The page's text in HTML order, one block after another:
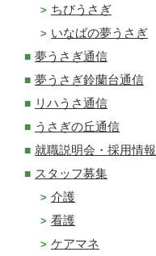
ちびうさぎ
いなばの夢うさぎ
夢うさぎ通信
夢うさぎ鈴蘭台通信
リハうさ通信
うさぎの丘通信
就職説明会・採用情報
スタッフ募集
介護
看護
ケアマネ